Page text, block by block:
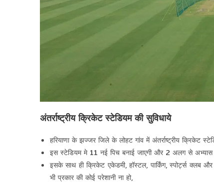
अंतर्राष्ट्रीय क्रिकेट स्टेडियम की सुविधाये
हरियाणा के झज्जर जिले के लोहट गांव में अंतर्राष्ट्रीय क्रिकेट
इस स्टेडियम मे 11 नई पिच बनाई जाएगी और 2 अलग से अभ्यास
इसके साथ हीक्रिकेट एकेडमी, हॉस्टल, पार्किंग, स्पोर्ट्स क्लब और
भी प्रकार की कोई परेशानी ना हो,